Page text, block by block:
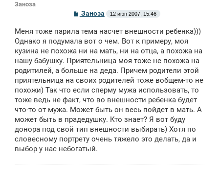
Заноза
С
б
щ
н
и
Заноза 12 июн 2007, 15:46
Меня тоже парила тема насчет внешности ребенка)))
Однако я подумала вот о чем. Вот к примеру, моя
кузина не похожа ни на мать, ни на отца, а похожа на
нашу бабушку. Приятельница моя тоже не похожа на
родитилей, а больше на деда. Причем родители этой
приятельница на своих родителей тоже вобщем-то не
похожи) Так что если сперму мужа использовать, то
тоже ведь не факт, что во внешности ребенка будет
что-то от мужа. Может быть он весь пойдет в мать. А
может быть в прадедушку. Кто знает? Я вот буду
донора под свой тип внешности выбирать) Хотя по
словесному портрету очень тяжело это делать, да и
выбор у нас небогатый.